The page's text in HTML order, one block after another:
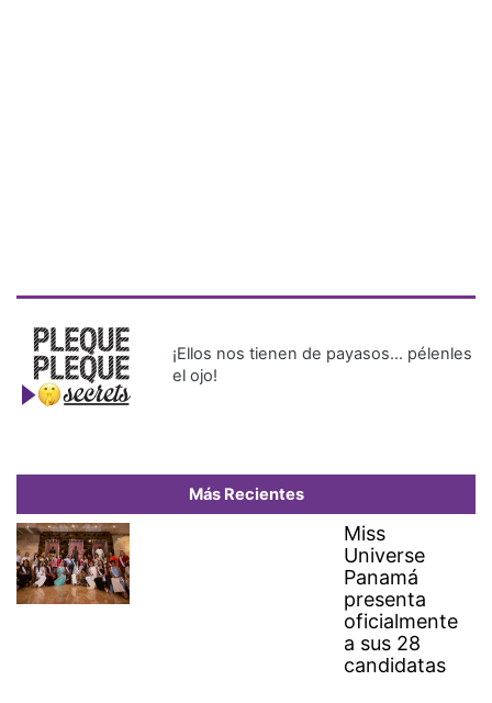
¡Ellos nos tienen de payasos… pélenles
el ojo!
Más Recientes
Miss
Universe
Panamá
presenta
oficialmente
a sus 28
candidatas